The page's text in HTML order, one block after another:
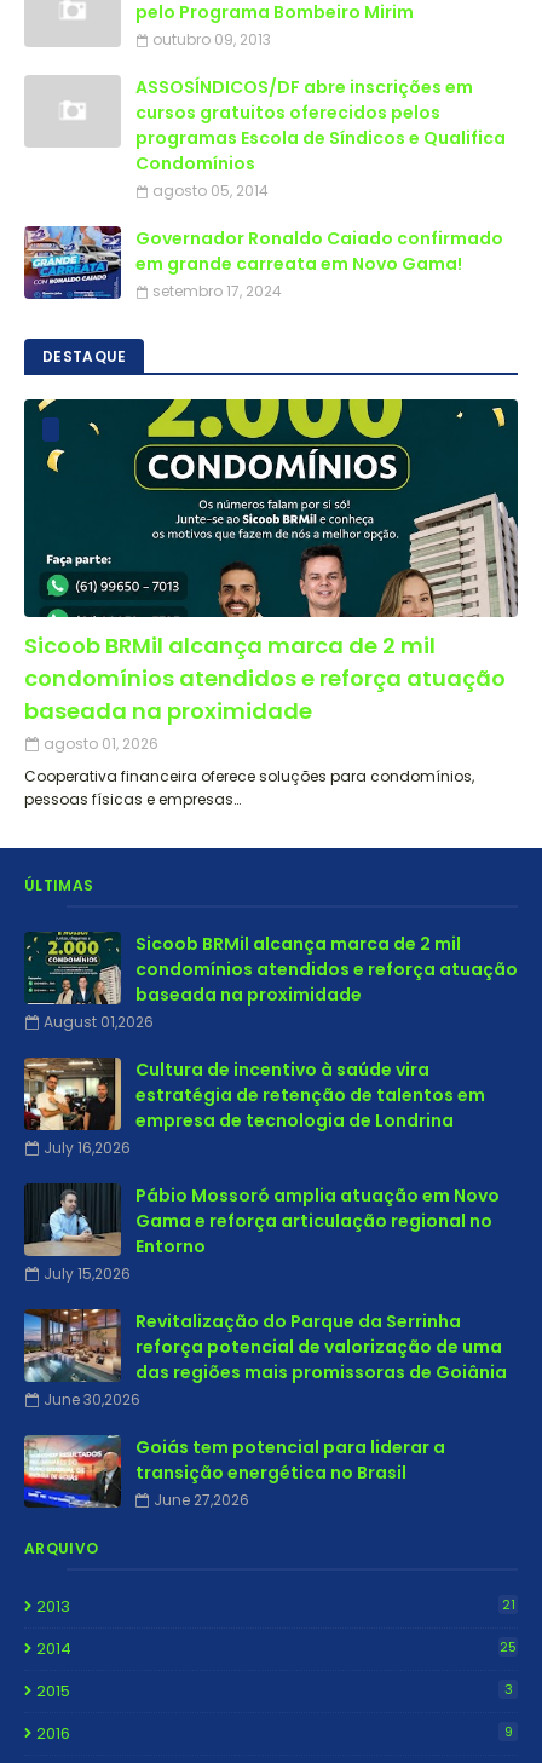
outubro 09, 2013
ASSOSÍNDICOS/DF abre inscrições em
cursos gratuitos oferecidos pelos
programas Escola de Síndicos e Qualifica
Condomínios
agosto 05, 2014
Governador Ronaldo Caiado confirmado
em grande carreata em Novo Gama!
setembro 17, 2024
DESTAQUE
Sicoob BRMil alcança marca de 2 mil
condomínios atendidos e reforça atuação
baseada na proximidade
agosto 01, 2026
Cooperativa financeira oferece soluções para condomínios,
pessoas físicas e empresas…
ÚLTIMAS
Sicoob BRMil alcança marca de 2 mil
condomínios atendidos e reforça atuação
baseada na proximidade
August 01,2026
Cultura de incentivo à saúde vira
estratégia de retenção de talentos em
empresa de tecnologia de Londrina
July 16,2026
Pábio Mossoró amplia atuação em Novo
Gama e reforça articulação regional no
Entorno
July 15,2026
Revitalização do Parque da Serrinha
reforça potencial de valorização de uma
das regiões mais promissoras de Goiânia
June 30,2026
Goiás tem potencial para liderar a
transição energética no Brasil
June 27,2026
ARQUIVO
2013 21
2014 25
2015 3
2016 9